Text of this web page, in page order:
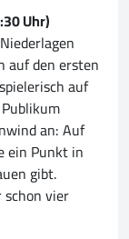
Uhr)
auf den ersten
auf
an: Auf
ein Punkt in
gibt.
vier